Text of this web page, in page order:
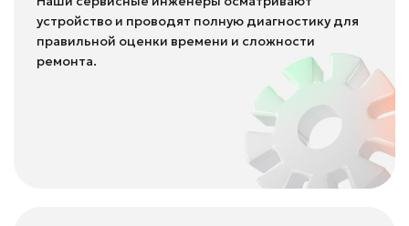
устройство и проводят полную диагностику для
правильной оценки времени и сложности
ремонта.